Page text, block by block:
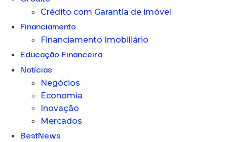
Crédito com Garantia de imóvel
Financiamento
Financiamento Imobiliário
Educação Financeira
Notícias
Negócios
Economia
Inovação
Mercados
BestNews